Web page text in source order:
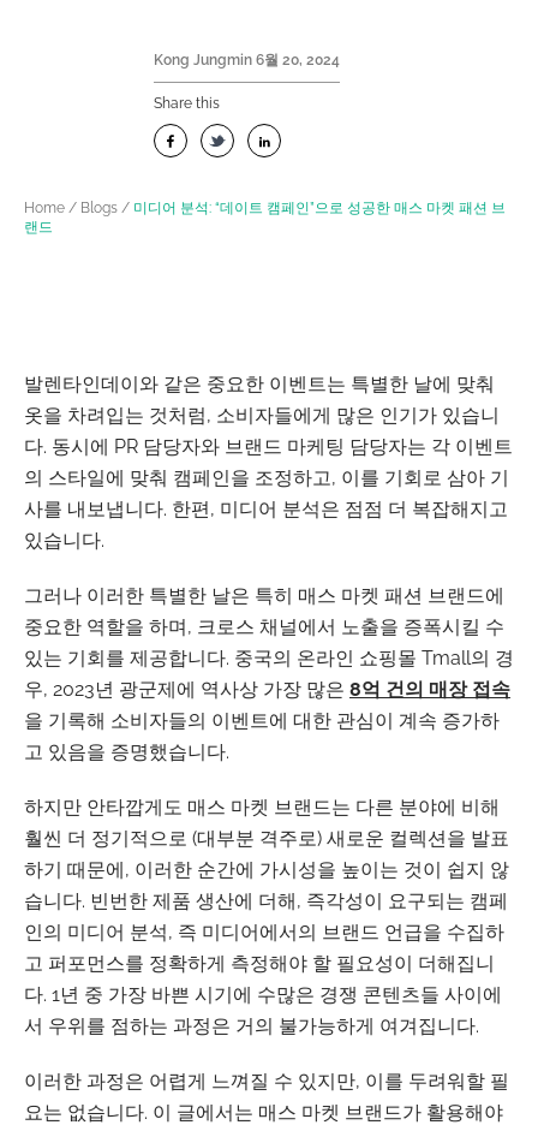
Kong Jungmin 6월 20, 2024
Share this
Home / Blogs / 미디어 분석: “데이트 캠페인”으로 성공한 매스 마켓 패션 브
랜드
발렌타인데이와 같은 중요한 이벤트는 특별한 날에 맞춰
옷을 차려입는 것처럼, 소비자들에게 많은 인기가 있습니
다. 동시에 PR 담당자와 브랜드 마케팅 담당자는 각 이벤트
의 스타일에 맞춰 캠페인을 조정하고, 이를 기회로 삼아 기
사를 내보냅니다. 한편, 미디어 분석은 점점 더 복잡해지고
있습니다.
그러나 이러한 특별한 날은 특히 매스 마켓 패션 브랜드에
중요한 역할을 하며, 크로스 채널에서 노출을 증폭시킬 수
있는 기회를 제공합니다. 중국의 온라인 쇼핑몰 Tmall의 경
우, 2023년 광군제에 역사상 가장 많은 8억 건의 매장 접속
을 기록해 소비자들의 이벤트에 대한 관심이 계속 증가하
고 있음을 증명했습니다.
하지만 안타깝게도 매스 마켓 브랜드는 다른 분야에 비해
훨씬 더 정기적으로 (대부분 격주로) 새로운 컬렉션을 발표
하기 때문에, 이러한 순간에 가시성을 높이는 것이 쉽지 않
습니다. 빈번한 제품 생산에 더해, 즉각성이 요구되는 캠페
인의 미디어 분석, 즉 미디어에서의 브랜드 언급을 수집하
고 퍼포먼스를 정확하게 측정해야 할 필요성이 더해집니
다. 1년 중 가장 바쁜 시기에 수많은 경쟁 콘텐츠들 사이에
서 우위를 점하는 과정은 거의 불가능하게 여겨집니다.
이러한 과정은 어렵게 느껴질 수 있지만, 이를 두려워할 필
요는 없습니다. 이 글에서는 매스 마켓 브랜드가 활용해야